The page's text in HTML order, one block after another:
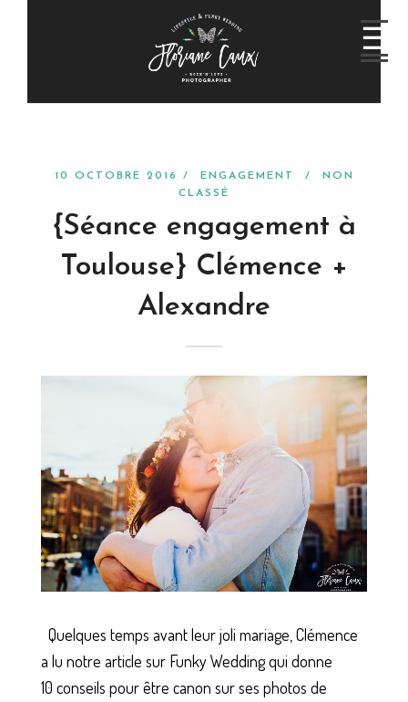
10 OCTOBRE 2016 / ENGAGEMENT /
NON
CLASSÉ
{Séance engagement à
Toulouse} Clémence +
Alexandre
Quelques temps avant leur joli mariage, Clémence
a lu notre article sur Funky Wedding qui donne
10 conseils pour être canon sur ses photos de